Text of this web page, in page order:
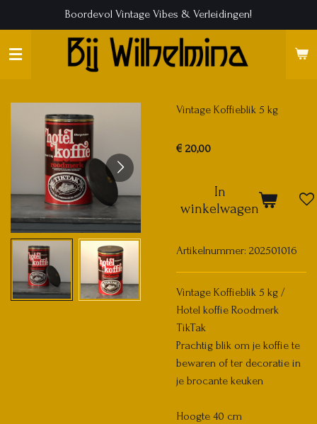
direct
naar
Boordevol Vintage Vibes & Verleidingen!
Vintage Koffieblik 5 kg
€ 20,00
In
winkelwagen
Artikelnummer: 202501016
Vintage Koffieblik 5 kg /
Hotel koffie Roodmerk
TikTak
Prachtig blik om je koffie te
bewaren of ter decoratie in
je brocante keuken
Hoogte 40 cm